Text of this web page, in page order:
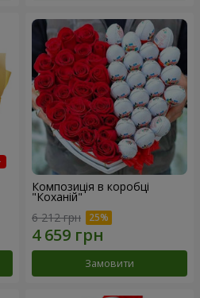
Композиція в коробці
"Коханій"
6 212 грн
Замовити